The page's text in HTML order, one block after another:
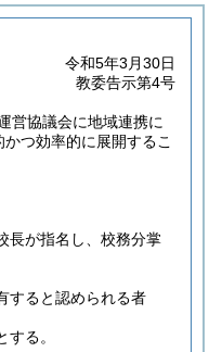
令和5年3月30日
教委告示第4号
営協議会に地域連携に
つ効率的に展開するこ
長が指名し、校務分掌
すると認められる者
する。